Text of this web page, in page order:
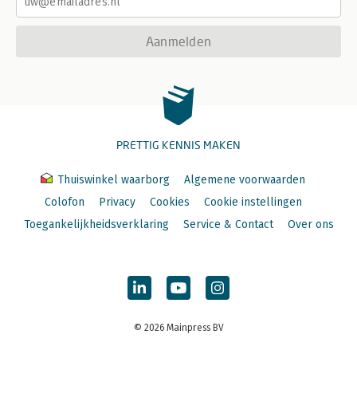
Aanmelden
PRETTIG KENNIS MAKEN
Thuiswinkel waarborg
Algemene voorwaarden
Colofon
Privacy Cookies
Cookie instellingen
Toegankelijkheidsverklaring
Service & Contact Over ons
© 2026 Mainpress BV